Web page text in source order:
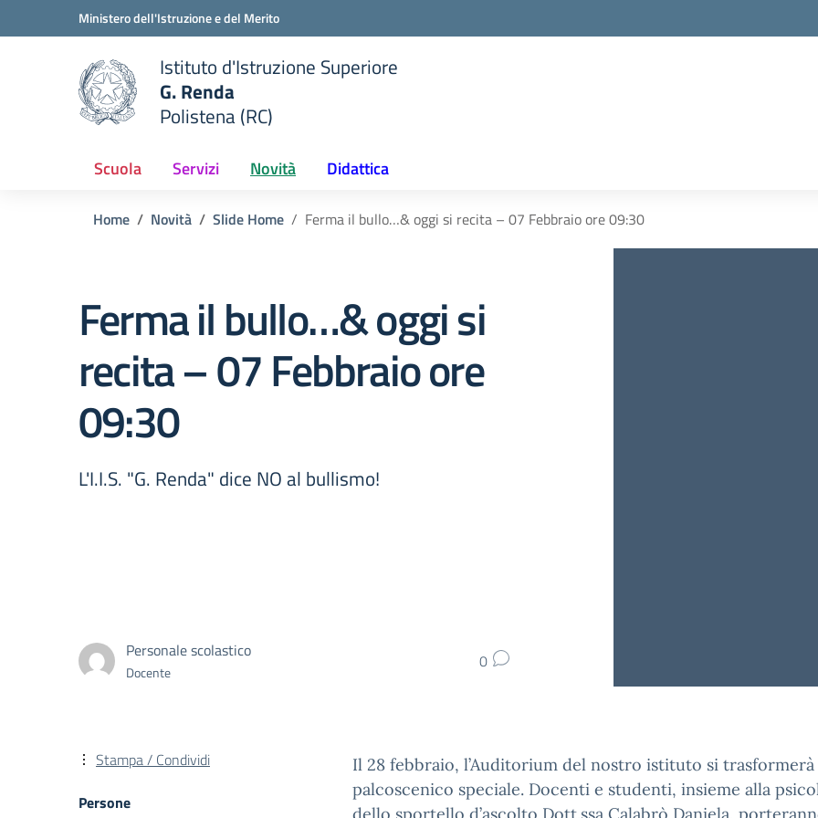
Vai ai contenuti
Vai al menu di navigazioneMinistero dell'Istruzione e del Merito
scuola
Istituto d'Istruzione Superiore
G. Renda
Polistena (RC)
Scuola Servizi Novità Didattica
Home Novità Slide Home Ferma il bullo…& oggi si recita – 07 Febbraio ore 09:30
Ferma il bullo…& oggi si
recita – 07 Febbraio ore
09:30
L'I.I.S. "G. Renda" dice NO al bullismo!
Personale scolastico
Docente 0
Il 28 febbraio, l’Auditorium del nostro istituto si
palcoscenico speciale. Docenti e studenti, insieme alla
Stampa / Condividi
Persone